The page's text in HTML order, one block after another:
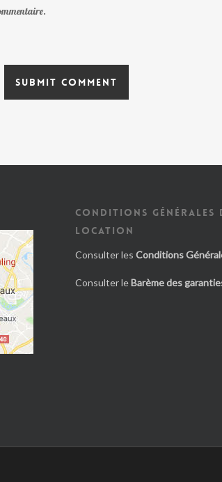
CONDITIONS GÉNÉRALES
LOCATION
Consulter les Conditions
Consulter leBarème des